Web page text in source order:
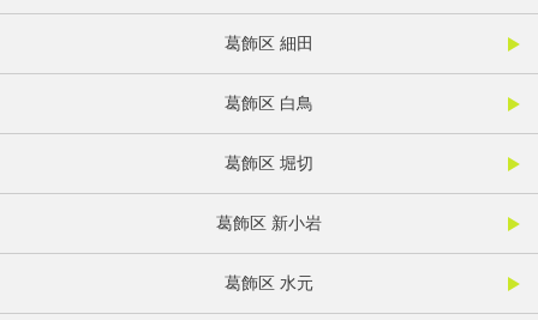
葛飾区 細田
葛飾区 白鳥
葛飾区 堀切
葛飾区 新小岩
葛飾区 水元